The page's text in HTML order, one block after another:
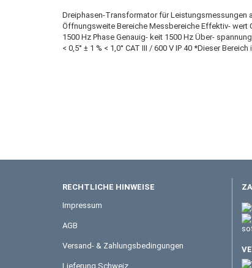
Dreiphasen-Transformator für Leistungsmessungen
Öffnungsweite Bereiche Messbereiche Effektiv- wert
1500 Hz Phase Genauig- keit 1500 Hz Über-
< 0,5° ± 1 % < 1,0° CAT III / 600 V IP 40 *Dieser
RECHTLICHE HINWEISE
Impressum
AGB
Versand- & Zahlungsbedingungen
Lieferung Schweiz